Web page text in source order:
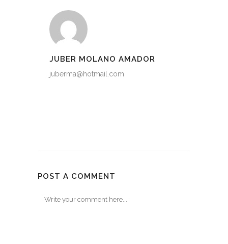
JUBER MOLANO AMADOR
juberma@hotmail.com
POST A COMMENT